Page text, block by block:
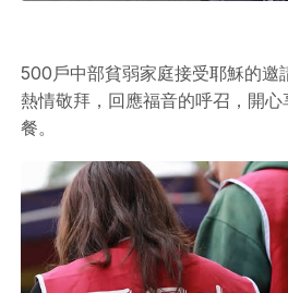
500戶中部貧弱家庭接受耶穌的邀
熱情敬拜，回應福音的呼召，開
餐。